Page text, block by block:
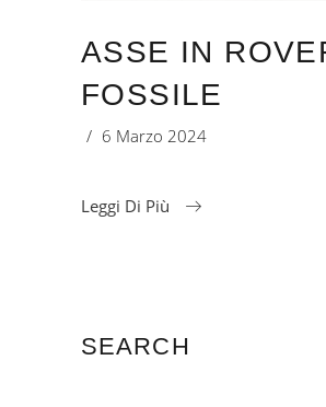
ASSE IN
FOSSILE
6 Marzo 2024
Leggi Di Più
SEARCH